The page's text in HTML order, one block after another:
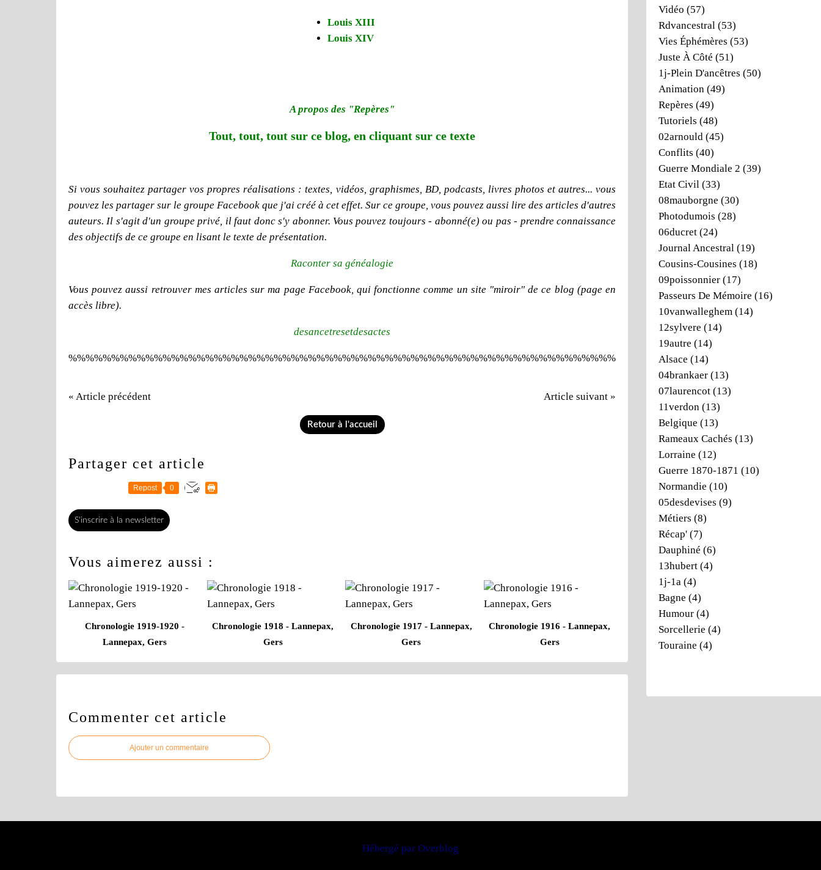
Louis XIII
Louis XIV
A propos des "Repères"
Tout, tout, tout sur ce blog, en cliquant sur ce texte
Si vous souhaitez partager vos propres réalisations : textes, vidéos, graphismes, BD, podcasts, livres photos et autres... vous
pouvez les partager sur le groupe Facebook que j'ai créé à cet effet. Sur ce groupe, vous pouvez aussi lire des articles d'autres
auteurs. Il s'agit d'un groupe privé, il faut donc s'y abonner. Vous pouvez toujours - abonné(e) ou pas - prendre connaissance
des objectifs de ce groupe en lisant le texte de présentation.
Raconter sa généalogie
Vous pouvez aussi retrouver mes articles sur ma page Facebook, qui fonctionne comme un site "miroir" de ce blog (page en
accès libre).
desancetresetdesactes
%%%%%%%%%%%%%%%%%%%%%%%%%%%%%%%%%%%%%%%%%%%%%%%%%%%%%%%%%%%%%%%%
« Article précédent Article suivant »
Retour à l'accueil
Partager cet article
Repost 0
S'inscrire à la newsletter
Vous aimerez aussi :
Chronologie 1919-1920 -
Lannepax, Gers
Chronologie 1918 - Lannepax,
Gers
Chronologie 1917 - Lannepax,
Gers
Chronologie 1916 - Lannepax,
Gers
Commenter cet article
Ajouter un commentaire
Vidéo (57)
Rdvancestral (53)
Vies Éphémères (53)
Juste À Côté (51)
1j-Plein D'ancêtres (50)
Animation (49)
Repères (49)
Tutoriels (48)
02arnould (45)
Conflits (40)
Guerre Mondiale 2 (39)
Etat Civil (33)
08mauborgne (30)
Photodumois (28)
06ducret (24)
Journal Ancestral (19)
Cousins-Cousines (18)
09poissonnier (17)
Passeurs De Mémoire (16)
10vanwalleghem (14)
12sylvere (14)
19autre (14)
Alsace (14)
04brankaer (13)
07laurencot (13)
11verdon (13)
Belgique (13)
Rameaux Cachés (13)
Lorraine (12)
Guerre 1870-1871 (10)
Normandie (10)
05desdevises (9)
Métiers (8)
Récap' (7)
Dauphiné (6)
13hubert (4)
1j-1a (4)
Bagne (4)
Humour (4)
Sorcellerie (4)
Touraine (4)
Hébergé par Overblog